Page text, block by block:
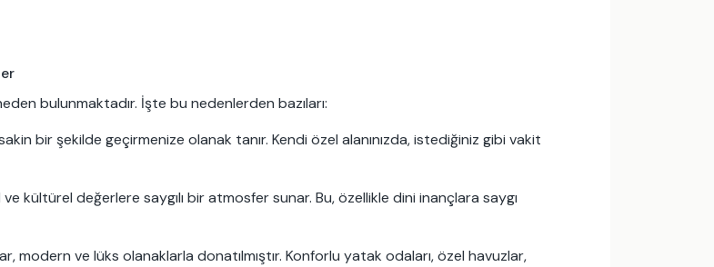
bulunmaktadır. İşte bu nedenlerden bazıları:
bir şekilde geçirmenize olanak tanır. Kendi özel alanınızda, istediğiniz gibi vakit
kültürel değerlere saygılı bir atmosfer sunar. Bu, özellikle dini inançlara saygı
modern ve lüks olanaklarla donatılmıştır. Konforlu yatak odaları, özel havuzlar,